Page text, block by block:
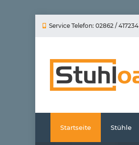
Service Telefon: 02862 / 417234
Startseite Stühle